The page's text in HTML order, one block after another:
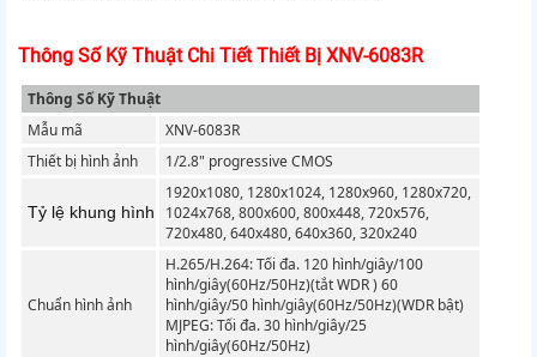
Thông Số Kỹ Thuật Chi Tiết Thiết Bị XNV-6083R
Thông Số Kỹ Thuật
Mẫu mã
XNV-6083R
Thiết bị hình ảnh
1/2.8" progressive CMOS
Tỷ lệ khung hình
1920x1080, 1280x1024, 1280x960, 1280x720,
1024x768, 800x600, 800x448, 720x576,
720x480, 640x480, 640x360, 320x240
Chuẩn hình ảnh
H.265/H.264: Tối đa. 120 hình/giây/100
hình/giây(60Hz/50Hz)(tắt WDR ) 60
hình/giây/50 hình/giây(60Hz/50Hz)(WDR bật)
MJPEG: Tối đa. 30 hình/giây/25
hình/giây(60Hz/50Hz)